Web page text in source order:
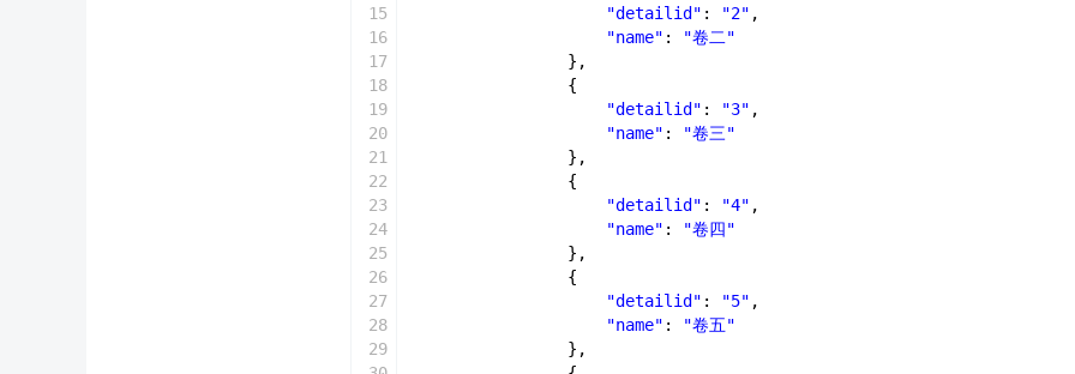
15
16
17
18
19
20
21
22
23
24
25
26
27
28
29
"detailid" : "2" ,
"name" :
"卷二"
},
{
"detailid" : "3" ,
"name" :
"卷三"
},
{
"detailid" : "4" ,
"name" :
"卷四"
},
{
"detailid" : "5" ,
"name" :
"卷五"
},